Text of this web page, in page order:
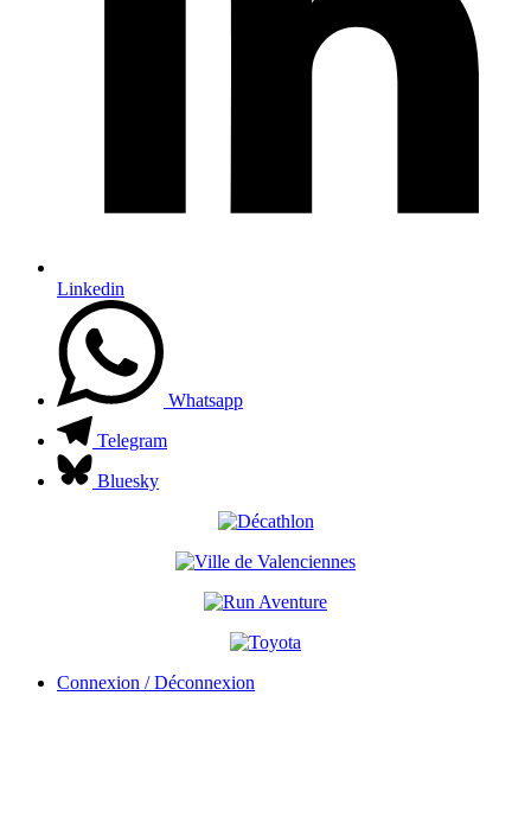
Linkedin
Whatsapp
Telegram
Bluesky
Connexion / Déconnexion